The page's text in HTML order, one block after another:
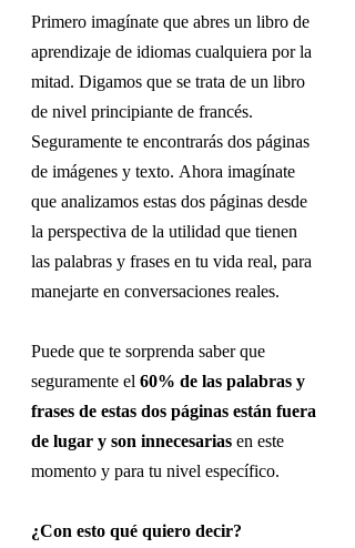
Primero imagínate que abres un libro de
aprendizaje de idiomas cualquiera por la
mitad. Digamos que se trata de un libro
de nivel principiante de francés.
Seguramente te encontrarás dos páginas
de imágenes y texto. Ahora imagínate
que analizamos estas dos páginas desde
la perspectiva de la utilidad que tienen
las palabras y frases en tu vida real, para
manejarte en conversaciones reales.
Puede que te sorprenda saber que
seguramente el 60% de las palabras y
frases de estas dos páginas están fuera
de lugar y son innecesarias en este
momento y para tu nivel específico.
¿Con esto qué quiero decir?